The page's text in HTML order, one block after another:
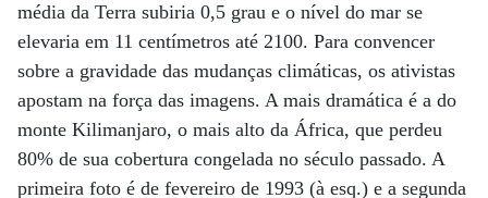
média da Terra subiria 0,5 grau e o nível do mar se
elevaria em 11 centímetros até 2100. Para convencer
sobre a gravidade das mudanças climáticas, os ativistas
apostam na força das imagens. A mais dramática é a do
monte Kilimanjaro, o mais alto da África, que perdeu
80% de sua cobertura congelada no século passado. A
primeira foto é de fevereiro de 1993 (à esq.) e a segunda